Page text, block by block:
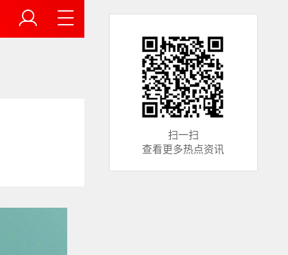
扫一扫
查看更多热点资讯